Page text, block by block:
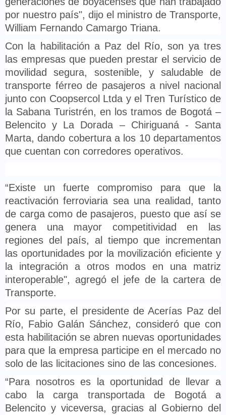
por nuestro país", dijo el ministro de Transporte,
William Fernando Camargo Triana.
Con la habilitación a Paz del Río, son ya tres
las empresas que pueden prestar el servicio de
movilidad segura, sostenible, y saludable de
transporte férreo de ​pasajeros a nivel nacional
junto con Coopsercol Ltda y el Tren Turístico de
la Sabana Turistrén, en los tramos de Bogotá –
Belencito y La Dorada – Chiriguaná - Santa
Marta, dando cobertura a los 10 departamentos
que cuentan con corredores operativos.
“Existe un fuerte compromiso para que la
reactivación ferroviaria sea una realidad, tanto
de carga como de pasajeros, puesto que así se
genera una mayor competitividad en las
regiones del país, al tiempo que incrementan
las oportunidades por la movilización eficiente y
la integración a otros modos en una matriz
interoperable", agregó el jefe de la cartera de
Transporte.
Por su parte, el presidente de Acerías Paz del
Río, Fabio Galán Sánchez, consideró que con
esta habilitación se abren nuevas oportunidades
para que la empresa participe en el mercado no
solo de las licitaciones sino de las concesiones.
“Para nosotros es la oportunidad de llevar a
cabo la carga transportada de Bogotá a
Belencito y viceversa, gracias al Gobierno del